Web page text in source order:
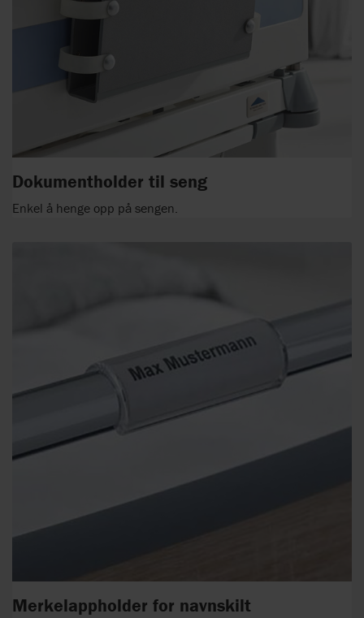
Dokumentholder til seng
Enkel å henge opp på sengen.
Merkelappholder for navnskilt